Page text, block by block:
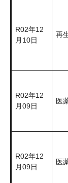
R02年12
月10日
再
R02年12
月09日
医
R02年12
月09日
医